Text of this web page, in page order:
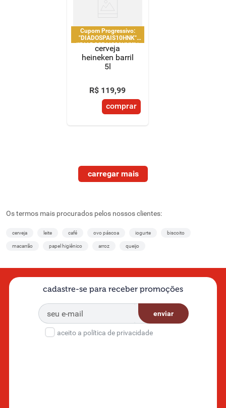
Cupom Progressivo:
"DIADOSPAIS10HNK"
|"DIADOSPAIS20HNK" |
"DIADOSPAIS30HNK" |
limitado a 2 pedido por
CPF
cerveja
heineken barril
5l
R$ 119,99
comprar
Os termos mais procurados pelos nossos clientes:
cerveja leite café ovo páscoa iogurte biscoito
macarrão papel higiênico arroz queijo
cadastre-se para receber promoções
enviar
aceito a política de privacidade